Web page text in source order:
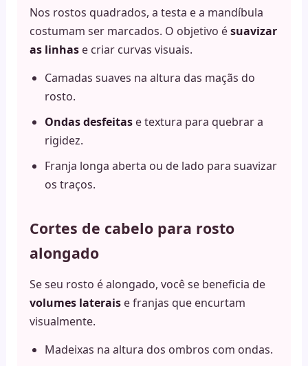
Nos rostos quadrados, a testa e a mandíbula
costumam ser marcados. O objetivo ésuavizar
as linhas e criar curvas visuais.
Camadas suaves na altura das maçãs do
rosto.
Ondas desfeitas e textura para quebrar a
rigidez.
Franja longa aberta ou de lado para suavizar
os traços.
Cortes de cabelo para rosto
alongado
Se seu rosto é alongado, você se beneficia de
volumes laterais e franjas que encurtam
visualmente.
Madeixas na altura dos ombros com ondas.